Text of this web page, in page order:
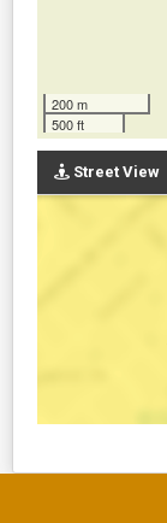
200 m
500 ft
Street View